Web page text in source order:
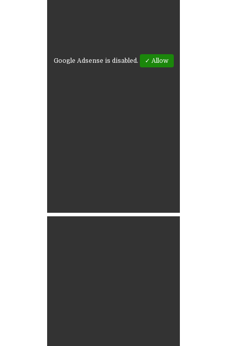
Google Adsense is disabled. ✓ Allow